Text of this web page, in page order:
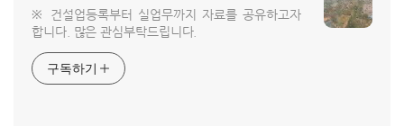
※ 건설업등록부터 실업무까지 자료를 공유하고자
합니다. 많은 관심부탁드립니다.
구독하기